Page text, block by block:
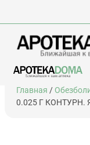
Перейти
содержимому
Главная /
0.025 Г КОНТУРН.